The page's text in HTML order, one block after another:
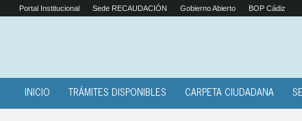
Portal Institucional Sede RECAUDACIÓN Gobierno Abierto BOP Cádiz
INICIO TRÁMITES DISPONIBLES CARPETA CIUDADANA